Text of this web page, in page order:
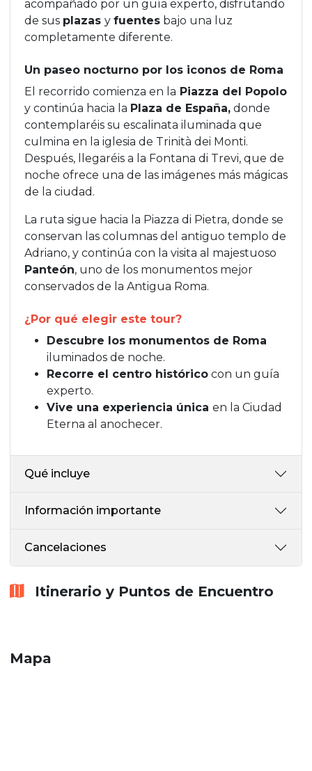
acompañado por un guía experto, disfrutando
de sus plazas y fuentes bajo una luz
completamente diferente.
Un paseo nocturno por los iconos de Roma
El recorrido comienza en la Piazza del Popolo
y continúa hacia la Plaza de España, donde
contemplaréis su escalinata iluminada que
culmina en la iglesia de Trinità dei Monti.
Después, llegaréis a la Fontana di Trevi, que de
noche ofrece una de las imágenes más mágicas
de la ciudad.
La ruta sigue hacia la Piazza di Pietra, donde se
conservan las columnas del antiguo templo de
Adriano, y continúa con la visita al majestuoso
Panteón, uno de los monumentos mejor
conservados de la Antigua Roma.
¿Por qué elegir este tour?
Descubre los monumentos de Roma
iluminados de noche.
Recorre el centro histórico con un guía
experto.
Vive una experiencia única en la Ciudad
Eterna al anochecer.
Qué incluye
Información importante
Cancelaciones
Itinerario y Puntos de Encuentro
Mapa